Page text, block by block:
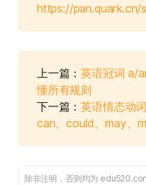
https://pan.quark.cn/
上一篇：英语冠词 a/
懂所有规则
下一篇：英语情态动
can、could、may、
除非注明，否则均为